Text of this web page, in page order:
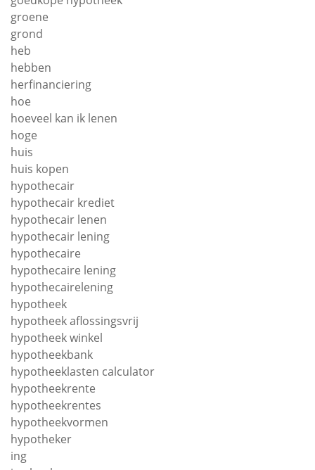
groene
grond
heb
hebben
herfinanciering
hoe
hoeveel kan ik lenen
hoge
huis
huis kopen
hypothecair
hypothecair krediet
hypothecair lenen
hypothecair lening
hypothecaire
hypothecaire lening
hypothecairelening
hypotheek
hypotheek aflossingsvrij
hypotheek winkel
hypotheekbank
hypotheeklasten calculator
hypotheekrente
hypotheekrentes
hypotheekvormen
hypotheker
ing